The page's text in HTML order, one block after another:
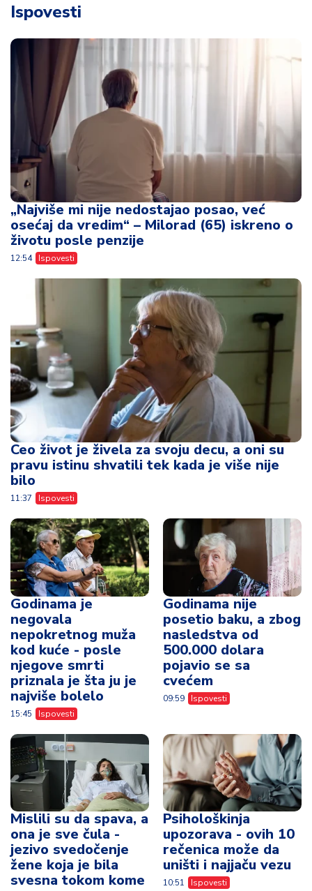
Ispovesti
„Najviše mi nije nedostajao posao, već
osećaj da vredim“ – Milorad (65) iskreno o
životu posle penzije
12:54 Ispovesti
Ceo život je živela za svoju decu, a oni su
pravu istinu shvatili tek kada je više nije
bilo
11:37 Ispovesti
Godinama je
negovala
nepokretnog muža
kod kuće - posle
njegove smrti
priznala je šta ju je
najviše bolelo
15:45 Ispovesti
Godinama nije
posetio baku, a zbog
nasledstva od
500.000 dolara
pojavio se sa
cvećem
09:59 Ispovesti
Mislili su da spava, a
ona je sve čula -
jezivo svedočenje
žene koja je bila
svesna tokom kome
Psihološkinja
upozorava - ovih 10
rečenica može da
uništi i najjaču vezu
10:51 Ispovesti